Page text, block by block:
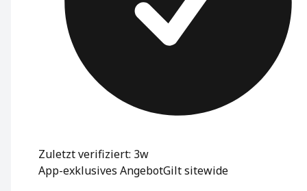
Zuletzt verifiziert: 3w
App-exklusives AngebotGilt sitewide